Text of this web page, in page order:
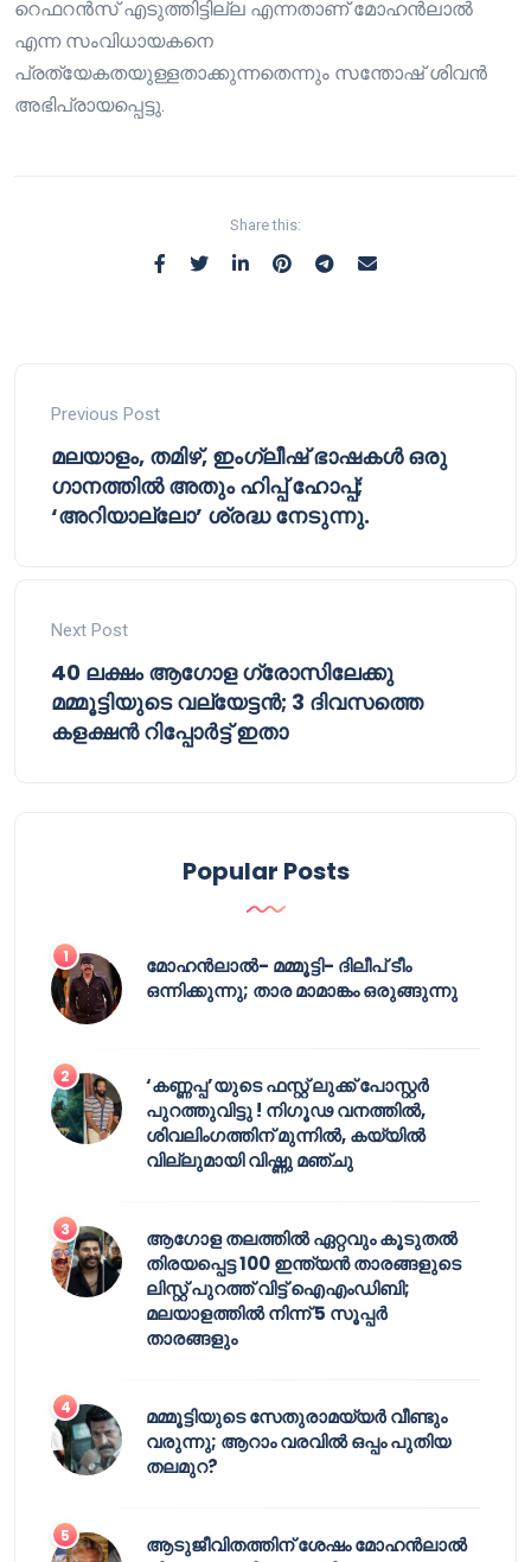
റെഫറൻസ് എടുത്തിട്ടില്ല എന്നതാണ് മോഹൻലാൽ
എന്ന സംവിധായകനെ
പ്രത്യേകതയുള്ളതാക്കുന്നതെന്നും സന്തോഷ് ശിവൻ
അഭിപ്രായപ്പെട്ടു.
Share this:
Previous Post
മലയാളം, തമിഴ്, ഇംഗ്ലീഷ് ഭാഷകൾ ഒരു
ഗാനത്തിൽ അതും ഹിപ്പ് ഹോപ്പ്;
‘അറിയാല്ലോ’ ശ്രദ്ധ നേടുന്നു.
Next Post
40 ലക്ഷം ആഗോള ഗ്രോസിലേക്കു
മമ്മൂട്ടിയുടെ വല്യേട്ടൻ; 3 ദിവസത്തെ
കളക്ഷൻ റിപ്പോർട്ട് ഇതാ
Popular Posts
മോഹൻലാൽ- മമ്മൂട്ടി- ദിലീപ് ടീം
ഒന്നിക്കുന്നു; താര മാമാങ്കം ഒരുങ്ങുന്നു
‘കണ്ണപ്പ’യുടെ ഫസ്റ്റ് ലുക്ക് പോസ്റ്റർ
പുറത്തുവിട്ടു ! നിഗൂഢ വനത്തിൽ,
ശിവലിംഗത്തിന് മുന്നിൽ, കയ്യിൽ
വില്ലുമായി വിഷ്ണു മഞ്ചു
ആഗോള തലത്തിൽ ഏറ്റവും കൂടുതൽ
തിരയപ്പെട്ട 100 ഇന്ത്യൻ താരങ്ങളുടെ
ലിസ്റ്റ് പുറത്ത് വിട്ട് ഐഎംഡിബി;
മലയാളത്തിൽ നിന്ന് 5 സൂപ്പർ
താരങ്ങളും
മമ്മൂട്ടിയുടെ സേതുരാമയ്യർ വീണ്ടും
വരുന്നു; ആറാം വരവിൽ ഒപ്പം പുതിയ
തലമുറ?
ആടുജീവിതത്തിന് ശേഷം മോഹൻലാൽ